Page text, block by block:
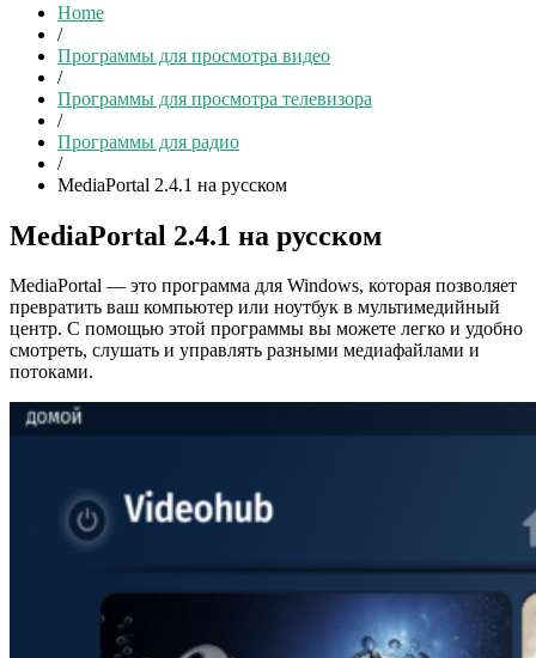
Home
/
Программы для просмотра видео
/
Программы для просмотра телевизора
/
Программы для радио
/
MediaPortal 2.4.1 на русском
MediaPortal 2.4.1 на русском
MediaPortal — это программа для Windows, которая позволяет
превратить ваш компьютер или ноутбук в мультимедийный
центр. С помощью этой программы вы можете легко и удобно
смотреть, слушать и управлять разными медиафайлами и
потоками.